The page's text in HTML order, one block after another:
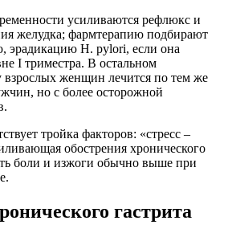
усиливаются рефлюкс и
желудка; фармтерапию подбирают
эрадикацию H. pylori, если она
I триместра. В остальном
взрослых женщин лечится по тем же
но с более осторожной
тройка факторов: «стресс –
обострения хронического
боли и изжоги обычно выше при
гастрита